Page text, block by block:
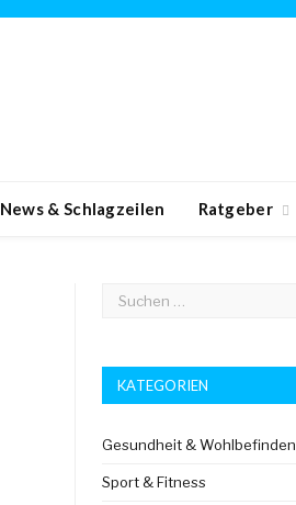
News & Schlagzeilen Ratgeber
KATEGORIEN
Gesundheit & Wohlbefinden
Sport & Fitness